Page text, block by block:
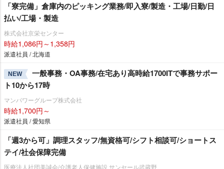
「寮完備」倉庫内のピッキング業務/即入寮/製造・工場/日勤/日
払い/工場・製造
株式会社京栄センター
時給1,086円～1,358円
派遣社員 / 北海道
NEW
一般事務・OA事務/在宅あり高時給1700ITで事務サポー
ト10から17時
マンパワーグループ株式会社
時給1,700円～
派遣社員 / 愛知県
「週3から可」調理スタッフ/無資格可/シフト相談可/ショートス
テイ/社会保障完備
医療法人社団美誠会/介護老人保健施設 サンセール武蔵野